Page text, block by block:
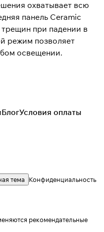
охватывает всю
панель Ceramic
при падении в
режим позволяет
освещении.
БлогУсловия оплаты
тема Конфиденциальность
рекомендательные